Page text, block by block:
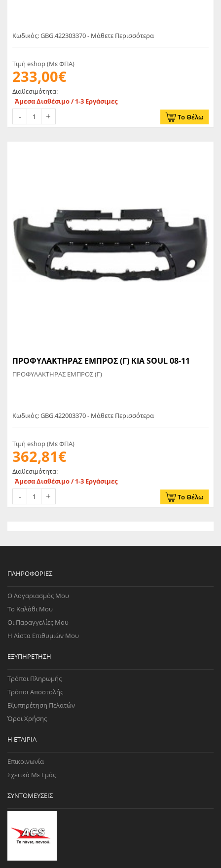
Κωδικός: GBG.422303370 - Μάθετε Περισσότερα
Τιμή eshop (Με ΦΠΑ)
233,00€
Διαθεσιμότητα:
Άμεσα Διαθέσιμο / 1-3 Εργάσιμες
Το Θέλω
ΠΡΟΦΥΛΑΚΤΗΡΑΣ ΕΜΠΡΟΣ (Γ) KIA SOUL 08-11
ΠΡΟΦΥΛΑΚΤΗΡΑΣ ΕΜΠΡΟΣ (Γ)
Κωδικός: GBG.422003370 - Μάθετε Περισσότερα
Τιμή eshop (Με ΦΠΑ)
362,81€
Διαθεσιμότητα:
Άμεσα Διαθέσιμο / 1-3 Εργάσιμες
Το Θέλω
ΠΛΗΡΟΦΟΡΊΕΣ
Ο Λογαριασμός Μου
Το Καλάθι Μου
Οι Παραγγελίες Μου
Η Λίστα Επιθυμιών Μου
ΕΞΥΠΗΡΈΤΗΣΗ
Τρόποι Πληρωμής
Τρόποι Αποστολής
Εξυπηρέτηση Πελατών
Όροι Χρήσης
Η ΕΤΑΙΡΊΑ
Επικοινωνία
Σχετικά Με Εμάς
ΣΥΝΤΟΜΕΎΣΕΙΣ